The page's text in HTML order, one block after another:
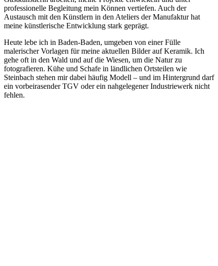
professionelle Begleitung mein Können vertiefen. Auch der
Austausch mit den Künstlern in den Ateliers der Manufaktur hat
meine künstlerische Entwicklung stark geprägt.
Heute lebe ich in Baden-Baden, umgeben von einer Fülle
malerischer Vorlagen für meine aktuellen Bilder auf Keramik. Ich
gehe oft in den Wald und auf die Wiesen, um die Natur zu
fotografieren. Kühe und Schafe in ländlichen Ortsteilen wie
Steinbach stehen mir dabei häufig Modell – und im Hintergrund darf
ein vorbeirasender TGV oder ein nahgelegener Industriewerk nicht
fehlen.